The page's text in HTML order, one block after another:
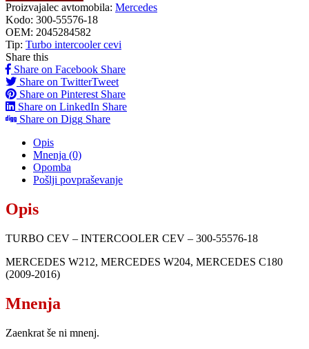
Proizvajalec avtomobila: Mercedes
Kodo: 300-55576-18
OEM: 2045284582
Tip: Turbo intercooler cevi
Share this
Share on Facebook Share
Share on TwitterTweet
Share on Pinterest Share
Share on LinkedIn Share
Share on Digg Share
Opis
Mnenja (0)
Opomba
Pošlji povpraševanje
Opis
TURBO CEV – INTERCOOLER CEV – 300-55576-18
MERCEDES W212, MERCEDES W204, MERCEDES C180
(2009-2016)
Mnenja
Zaenkrat še ni mnenj.